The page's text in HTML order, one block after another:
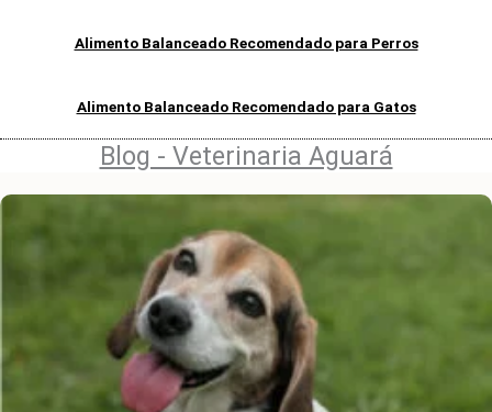
Alimento Balanceado Recomendado para Perros
Alimento Balanceado Recomendado para Gatos
Blog - Veterinaria Aguará